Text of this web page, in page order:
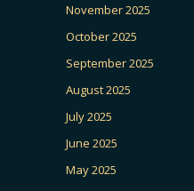
November 2025
October 2025
September 2025
August 2025
July 2025
June 2025
May 2025